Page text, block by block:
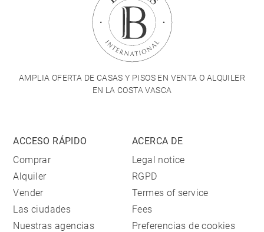
AMPLIA OFERTA DE CASAS Y PISOS EN VENTA O ALQUILER
EN LA COSTA VASCA
ACCESO RÁPIDO
Comprar
Alquiler
Vender
Las ciudades
Nuestras agencias
ACERCA DE
Legal notice
RGPD
Termes of service
Fees
Preferencias de cookies